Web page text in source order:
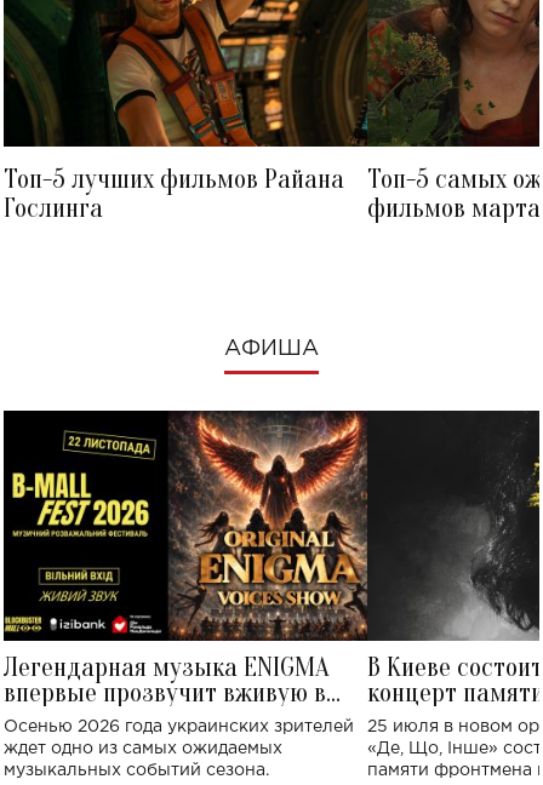
Топ-5 лучших фильмов Райана
Гослинга
Топ-5 самых
фильмов
АФИША
Легендарная музыка ENIGMA
впервые прозвучит вживую в
Украине: где состоится концерт
Осенью 2026 года украинских зрителей
ждет одно из самых ожидаемых
музыкальных событий сезона.
В Киеве
концерт
Клименко:
исполнят песни
25 июля в новом
«Де, Що, Інше»
памяти фронтмена